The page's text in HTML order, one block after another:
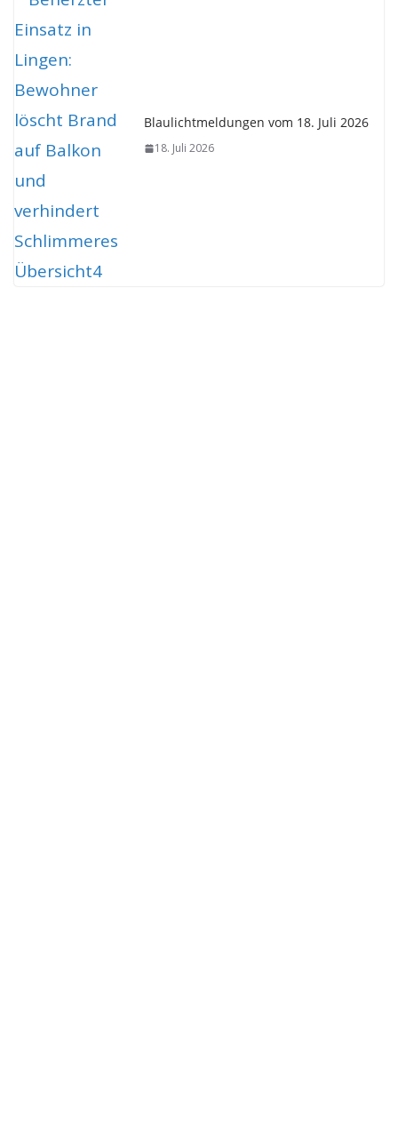
Blaulichtmeldungen vom 18. Juli 2026
18. Juli 2026